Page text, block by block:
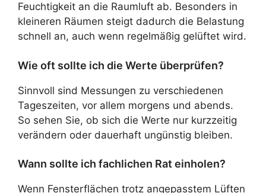
Feuchtigkeit an die Raumluft ab. Besonders in
kleineren Räumen steigt dadurch die Belastung
schnell an, auch wenn regelmäßig gelüftet wird.
Wie oft sollte ich die Werte überprüfen?
Sinnvoll sind Messungen zu verschiedenen
Tageszeiten, vor allem morgens und abends.
So sehen Sie, ob sich die Werte nur kurzzeitig
verändern oder dauerhaft ungünstig bleiben.
Wann sollte ich fachlichen Rat einholen?
Wenn Fensterflächen trotz angepasstem Lüften